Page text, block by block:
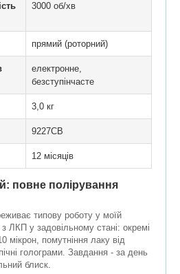
3000 об/хв
прямий (роторний)
електронне,
безступінчасте
3,0 кг
9227СВ
12 місяців
повне полірування
типову роботу у моїй
ЛКП у задовільному стані: окремі
мікрон, помутніння лаку від
голограми. Завдання - за день
блиск.